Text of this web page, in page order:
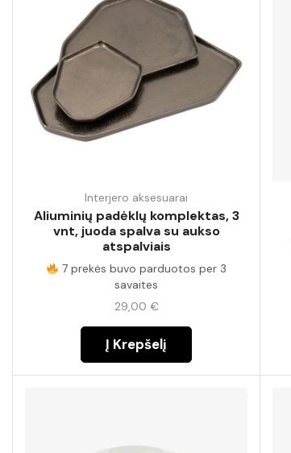
Interjero aksesuarai
Aliuminių padėklų komplektas, 3
vnt, juoda spalva su aukso
atspalviais
7 prekės buvo parduotos per 3
savaites
29,00 €
Į Krepšelį